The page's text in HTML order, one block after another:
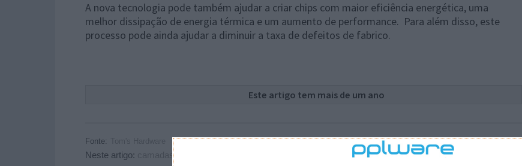
A nova tecnologia pode também ajudar a criar chips com maior eficiência energética, uma
melhor dissipação de energia térmica e um aumento de performance. Para além disso, este
processo pode ainda ajudar a diminuir a taxa de defeitos de fabrico.
Este artigo tem mais de um ano
Fonte:
Neste artigo: camadas semicondutores